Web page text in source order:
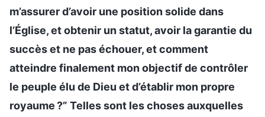
m’assurer d’avoir une position solide dans
l’Église, et obtenir un statut, avoir la garantie du
succès et ne pas échouer, et comment
atteindre finalement mon objectif de contrôler
le peuple élu de Dieu et d’établir mon propre
royaume ?” Telles sont les choses auxquelles